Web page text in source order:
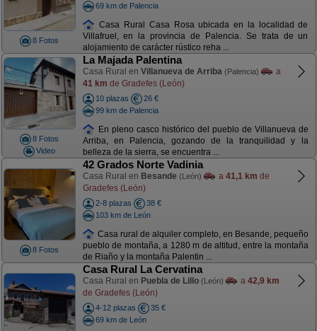
8 Fotos
69 km de Palencia
Casa Rural Casa Rosa ubicada en la localidad de
Villafruel, en la provincia de Palencia. Se trata de un
alojamiento de carácter rústico reha ...
8 Fotos
Video
La Majada Palentina
Casa Rural en Villanueva de Arriba (Palencia)
a
41 km de Gradefes (León)
10 plazas
26 €
99 km de Palencia
En pleno casco histórico del pueblo de Villanueva de
Arriba, en Palencia, gozando de la tranquilidad y la
belleza de la sierra, se encuentra ...
8 Fotos
42 Grados Norte Vadinia
Casa Rural en Besande (León) a 41,1 km de
Gradefes (León)
2-8 plazas
38 €
103 km de León
Casa rural de alquiler completo, en Besande, pequeño
pueblo de montaña, a 1280 m de altitud, entre la montaña
de Riaño y la montaña Palentin ...
Casa Rural La Cervatina
Casa Rural en Puebla de Lillo (León) a 42,9 km
de Gradefes (León)
4-12 plazas
35 €
69 km de León